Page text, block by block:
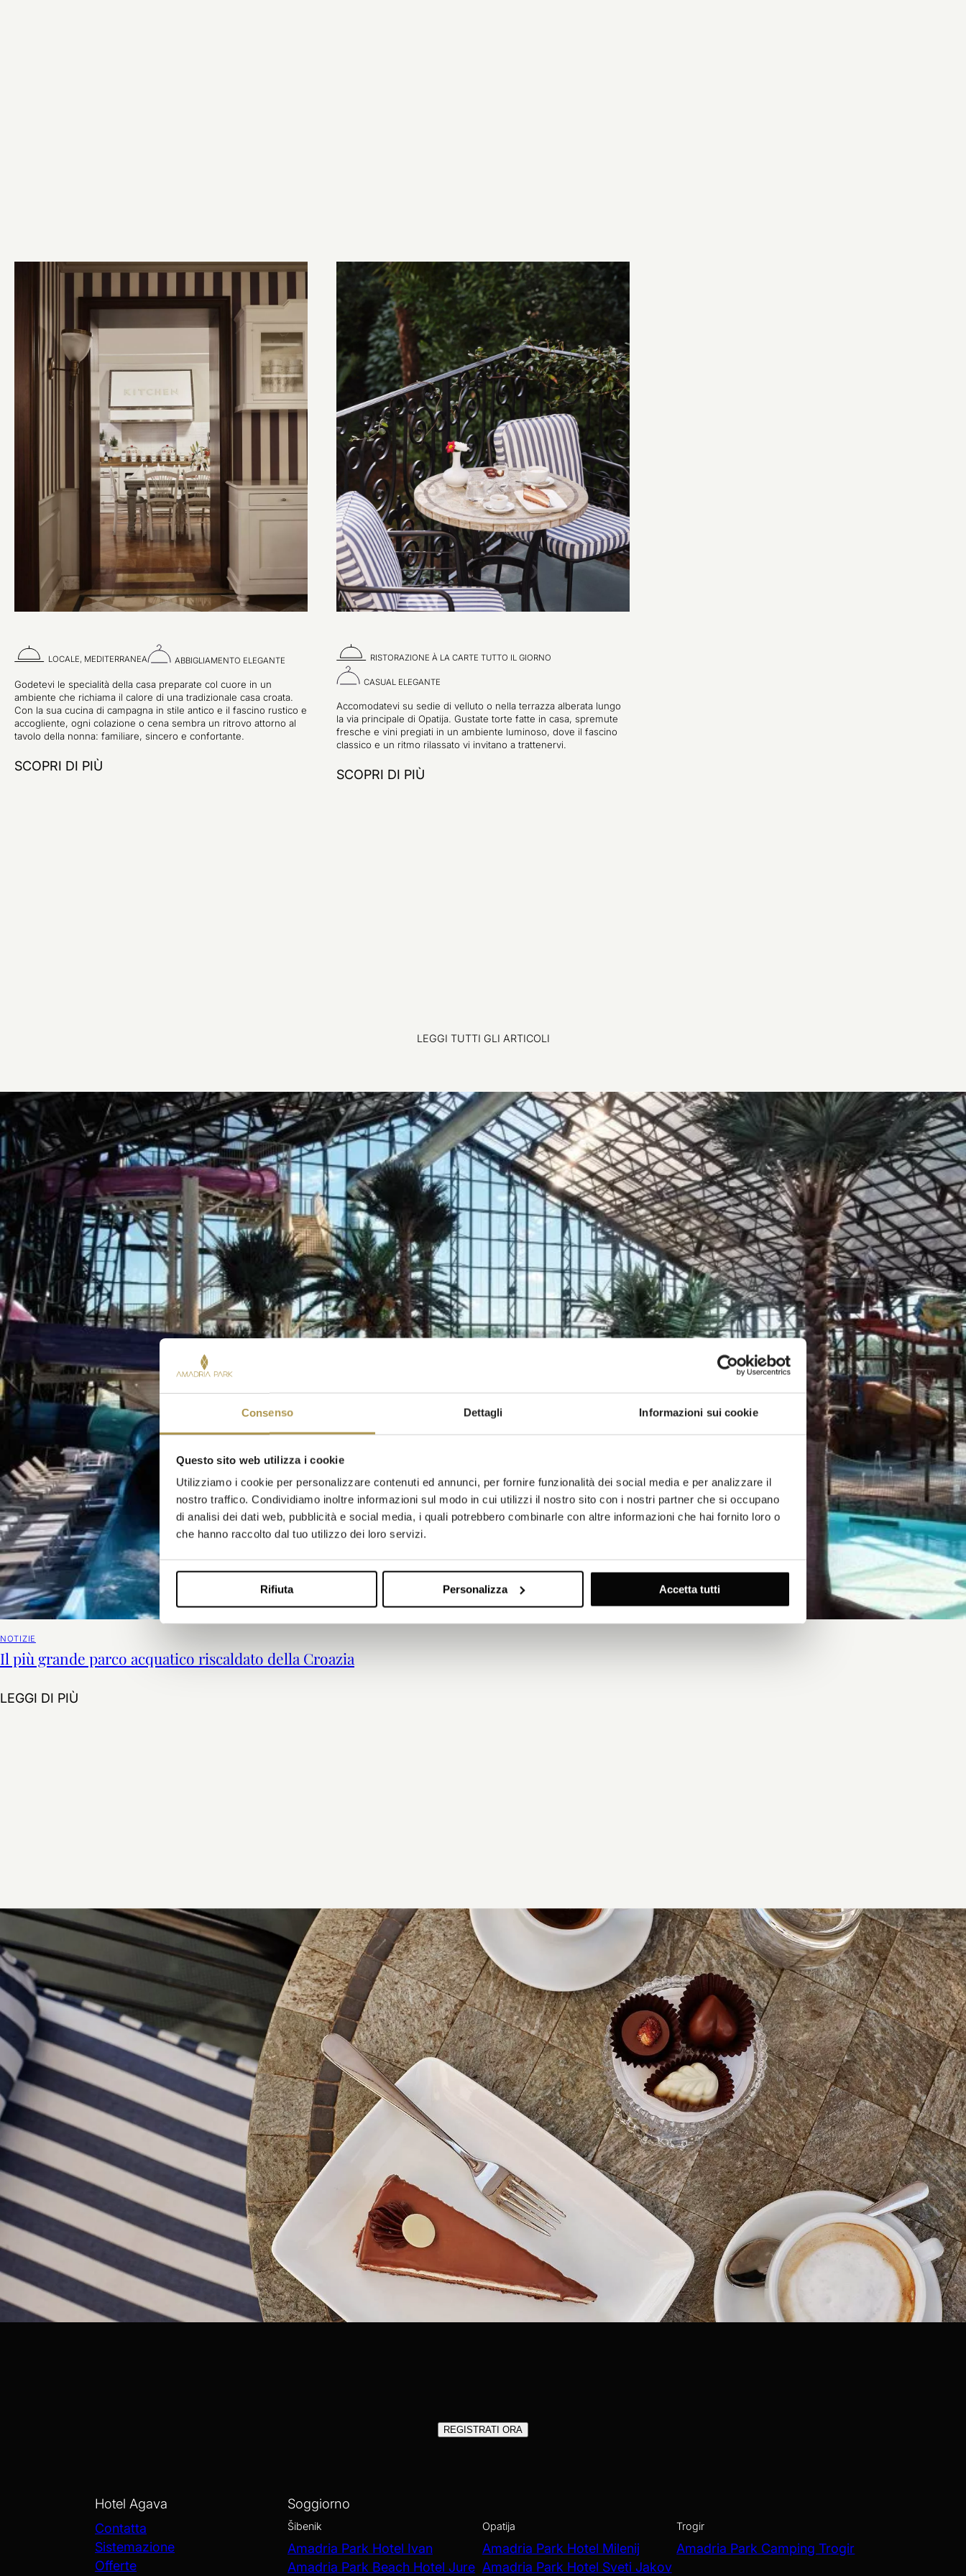
Consenso Dettagli Informazioni sui cookie
Questo sito web utilizza i cookie
Utilizziamo i cookie per personalizzare contenuti ed annunci, per fornire funzionalità dei social media e per analizzare il
nostro traffico. Condividiamo inoltre informazioni sul modo in cui utilizzi il nostro sito con i nostri partner che si occupano
di analisi dei dati web, pubblicità e social media, i quali potrebbero combinarle con altre informazioni che hai fornito loro o
che hanno raccolto dal tuo utilizzo dei loro servizi.
Rifiuta Personalizza Accetta tutti
LOCALE, MEDITERRANEA ABBIGLIAMENTO ELEGANTE
Godetevi le specialità della casa preparate col cuore in un
ambiente che richiama il calore di una tradizionale casa croata.
Con la sua cucina di campagna in stile antico e il fascino rustico e
accogliente, ogni colazione o cena sembra un ritrovo attorno al
tavolo della nonna: familiare, sincero e confortante.
SCOPRI DI PIÙ
RISTORAZIONE À LA CARTE TUTTO IL GIORNO
CASUAL ELEGANTE
Accomodatevi su sedie di velluto o nella terrazza alberata lungo
la via principale di Opatija. Gustate torte fatte in casa, spremute
fresche e vini pregiati in un ambiente luminoso, dove il fascino
classico e un ritmo rilassato vi invitano a trattenervi.
SCOPRI DI PIÙ
LEGGI TUTTI GLI ARTICOLI
NOTIZIE
Il più grande parco acquatico riscaldato della Croazia
LEGGI DI PIÙ
REGISTRATI ORA
Hotel Agava
Contatta
Sistemazione
Offerte
Soggiorno
Šibenik
Amadria Park Hotel Ivan
Amadria Park Beach Hotel Jure
Opatija
Amadria Park Hotel Milenij
Amadria Park Hotel Sveti Jakov
Trogir
Amadria Park Camping Trogir